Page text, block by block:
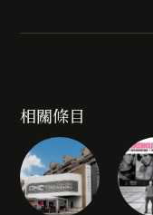
相關條目